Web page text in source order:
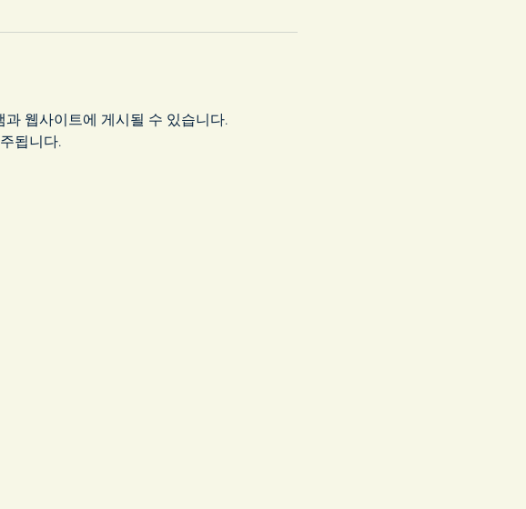
웹사이트에 게시될 수 있습니다.
됩니다.